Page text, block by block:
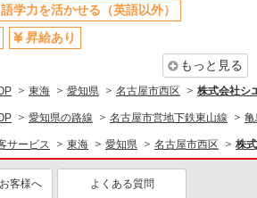
語学力を活かせる（英語以外）
昇給あり
もっと見る
東海 愛知県 名古屋市西区 株式会社シ
愛知県の路線 名古屋市営地下鉄東山線
サービス 東海 愛知県 名古屋市西区 株
客様へ よくある質問